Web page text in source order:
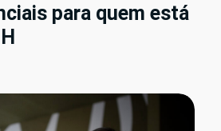
para quem está